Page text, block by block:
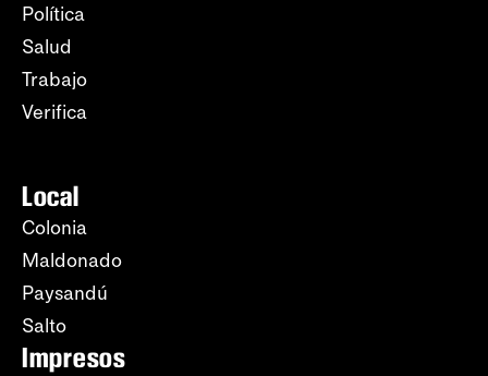
Política
Salud
Trabajo
Verifica
Local
Colonia
Maldonado
Paysandú
Salto
Impresos